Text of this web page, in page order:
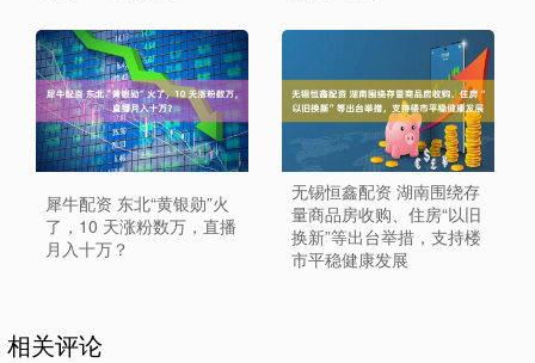
犀牛配资 东北“黄银勋”火
了，10 天涨粉数万，直播
月入十万？
无锡恒鑫配资 湖南围绕存
量商品房收购、住房“以旧
换新”等出台举措，支持楼
市平稳健康发展
相关评论